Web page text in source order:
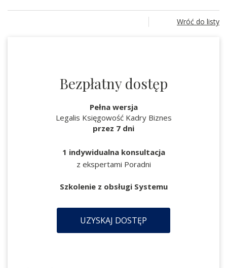
Wróć do listy
Bezpłatny dostęp
Pełna wersja
Legalis Księgowość Kadry Biznes
przez 7 dni
1 indywidualna konsultacja
z ekspertami Poradni
Szkolenie z obsługi Systemu
UZYSKAJ DOSTĘP